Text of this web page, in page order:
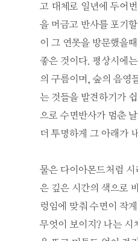
고 대체로 일년에 두어
을 머금고 반사를 포기
이 그 연못을 방문했을
좋은 것이다. 평상시에
의 구름이며, 숲의 음영
는 것들을 발견하기가
으로 수면반사가 멈춘
더 투명하게 그 아래가
물은 다이아몬드처럼
은 깊은 시간의 색으로
렁임에 맞춰 수면이 작
무엇이 보이지? 나는 시